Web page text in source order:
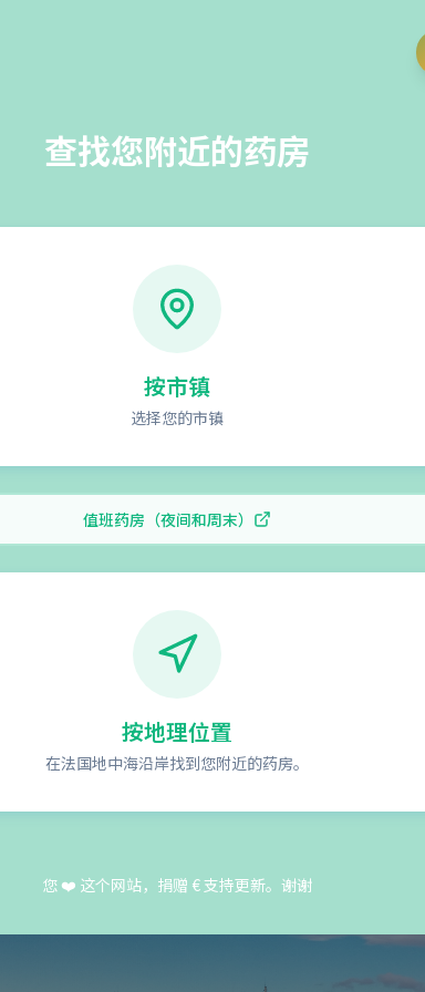
查找您附近的药房
按市镇
选择您的市镇
值班药房（夜间和周末）
按地理位置
在法国地中海沿岸找到您附近的药房。
您 ❤️ 这个网站，捐赠 € 支持更新。谢谢